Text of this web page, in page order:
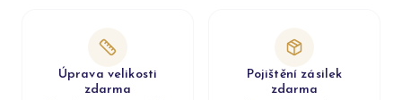
Úprava velikosti
zdarma
Pojištění zásilek
zdarma